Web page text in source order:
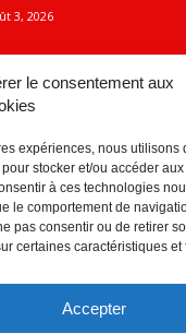
le consentement aux
expériences, nous utilisons
stocker et/ou accéder
à ces technologies
le comportement de
pas consentir ou de retirer
certaines caractéristiques et
Accepter
3, 2026